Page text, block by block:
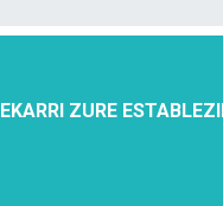
EKARRI ZURE